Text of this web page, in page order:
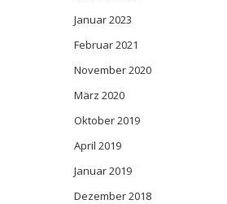
Januar 2023
Februar 2021
November 2020
März 2020
Oktober 2019
April 2019
Januar 2019
Dezember 2018